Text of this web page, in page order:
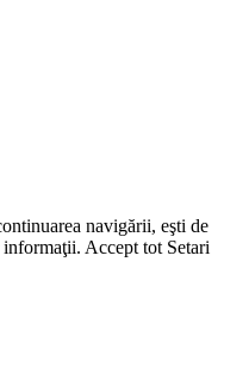
navigării, eşti de
informaţii. Accept tot Setari